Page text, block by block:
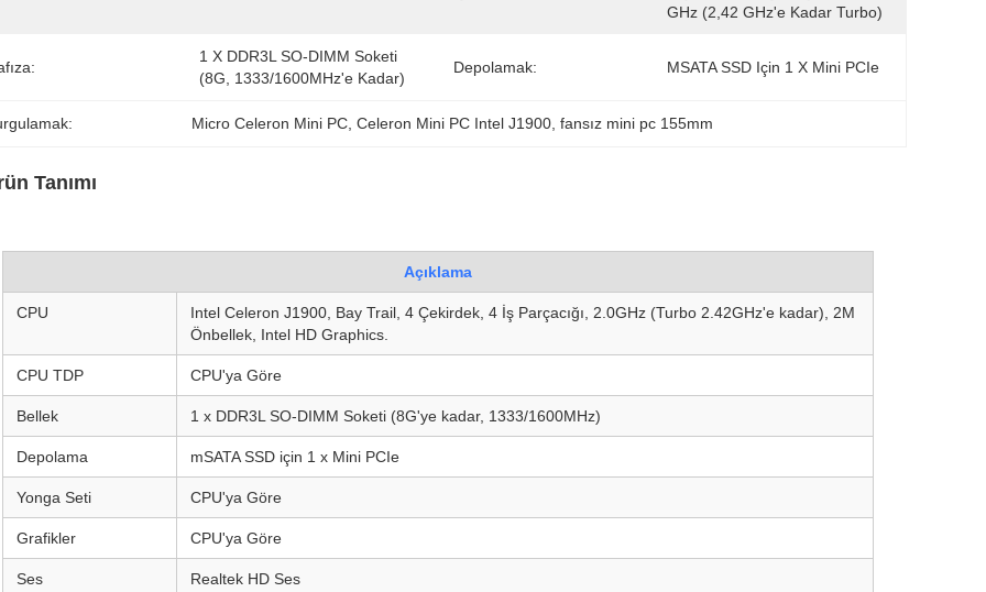
GHz (2,42 GHz'e Kadar Turbo)
1 X DDR3L SO-DIMM Soketi
(8G, 1333/1600MHz'e Kadar)
Depolamak: MSATA SSD Için 1 X Mini PCIe
Micro Celeron Mini PC , Celeron Mini PC Intel J1900 , fansız mini pc 155mm
Tanımı
Açıklama
CPU
Intel Celeron J1900, Bay Trail, 4 Çekirdek, 4 İş Parçacığı, 2.0GHz (Turbo 2.42GHz'e kadar), 2M
Önbellek, Intel HD Graphics.
CPU TDP CPU'ya Göre
Bellek 1 x DDR3L SO-DIMM Soketi (8G'ye kadar, 1333/1600MHz)
Depolama mSATA SSD için 1 x Mini PCIe
Yonga Seti CPU'ya Göre
Grafikler CPU'ya Göre
Ses Realtek HD Ses